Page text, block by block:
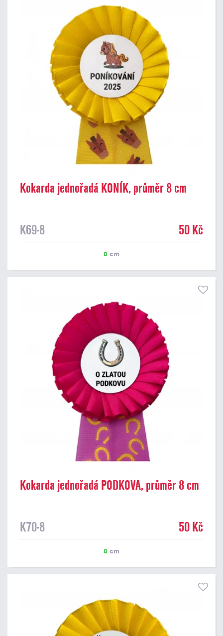
Kokarda jednořadá KONÍK, průměr 8 cm
K69-8 50 Kč
8 cm
Kokarda jednořadá PODKOVA, průměr 8 cm
K70-8 50 Kč
8 cm